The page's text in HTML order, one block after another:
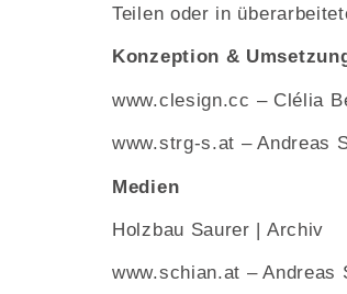
Teilen oder in
Konzeption &
www.clesign.cc – Clélia
www.strg-s.at – Andreas
Medien
Holzbau Saurer | Archiv
www.schian.at – Andreas